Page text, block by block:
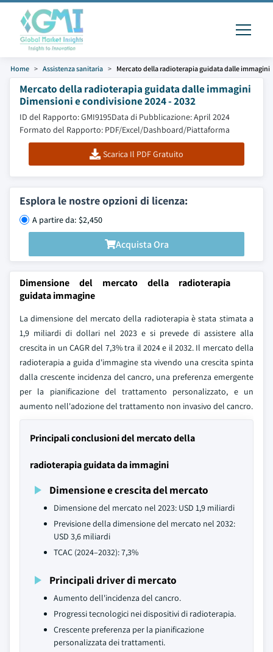
Home Assistenza sanitaria Mercato della radioterapia guidata dalle immagini
Mercato della radioterapia guidata dalle immagini
Dimensioni e condivisione 2024 - 2032
ID del Rapporto: GMI9195Data di Pubblicazione: April 2024
Formato del Rapporto: PDF/Excel/Dashboard/Piattaforma
Scarica Il PDF Gratuito
Esplora le nostre opzioni di licenza:
A partire da: $2,450
Acquista Ora
Dimensione del mercato della radioterapia
guidata immagine
La dimensione del mercato della radioterapia è stata stimata a
1,9 miliardi di dollari nel 2023 e si prevede di assistere alla
crescita in un CAGR del 7,3% tra il 2024 e il 2032. Il mercato della
radioterapia a guida d'immagine sta vivendo una crescita spinta
dalla crescente incidenza del cancro, una preferenza emergente
per la pianificazione del trattamento personalizzato, e un
aumento nell'adozione del trattamento non invasivo del cancro.
Principali conclusioni del mercato della
radioterapia guidata da immagini
Dimensione e crescita del mercato
Dimensione del mercato nel 2023: USD 1,9 miliardi
Previsione della dimensione del mercato nel 2032:
USD 3,6 miliardi
TCAC (2024–2032): 7,3%
Principali driver di mercato
Aumento dell'incidenza del cancro.
Progressi tecnologici nei dispositivi di radioterapia.
Crescente preferenza per la pianificazione
personalizzata dei trattamenti.